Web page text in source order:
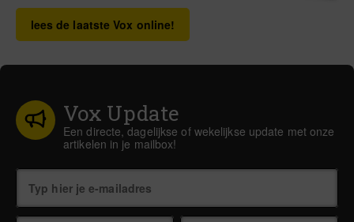
lees de laatste Vox online!
Vox Update
Een directe, dagelijkse of wekelijkse update met onze
artikelen in je mailbox!